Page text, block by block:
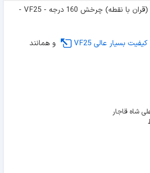
سکه 2 قران 1327 (قران با نقطه) چرخش 160 درجه - VF25 -
کیفیت بسیار عالی VF25
و همانند
شاه قاجار